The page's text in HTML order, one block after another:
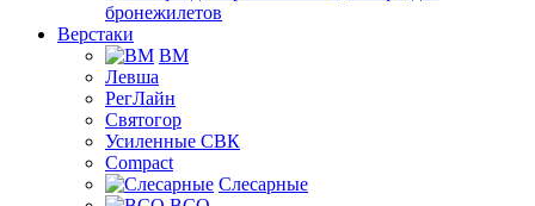
бронежилетов
Верстаки
ВМ
Левша
РегЛайн
Святогор
Усиленные СВК
Compact
Слесарные